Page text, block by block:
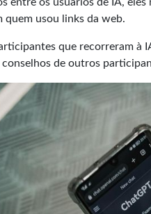
entre os usuários de IA,
quem usou links da web.
que recorreram à
conselhos de outros